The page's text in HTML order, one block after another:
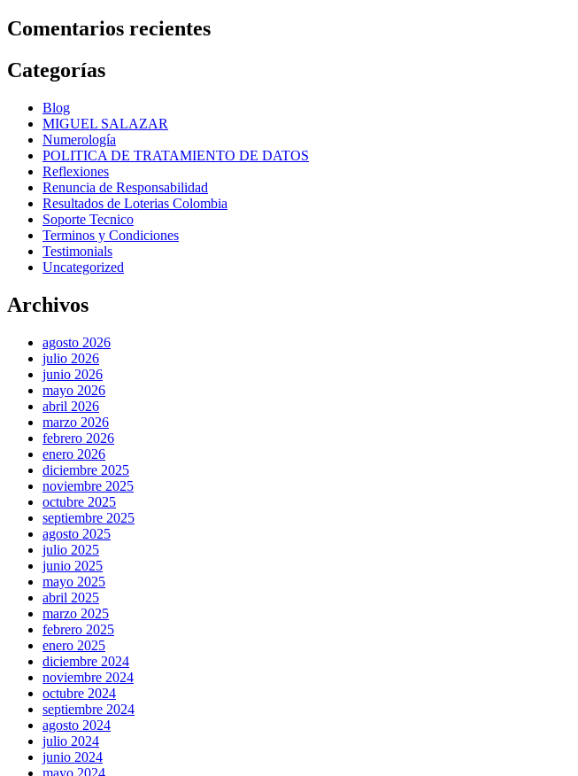
Comentarios recientes
Categorías
Blog
MIGUEL SALAZAR
Numerología
POLITICA DE TRATAMIENTO DE DATOS
Reflexiones
Renuncia de Responsabilidad
Resultados de Loterias Colombia
Soporte Tecnico
Terminos y Condiciones
Testimonials
Uncategorized
Archivos
agosto 2026
julio 2026
junio 2026
mayo 2026
abril 2026
marzo 2026
febrero 2026
enero 2026
diciembre 2025
noviembre 2025
octubre 2025
septiembre 2025
agosto 2025
julio 2025
junio 2025
mayo 2025
abril 2025
marzo 2025
febrero 2025
enero 2025
diciembre 2024
noviembre 2024
octubre 2024
septiembre 2024
agosto 2024
julio 2024
junio 2024
mayo 2024